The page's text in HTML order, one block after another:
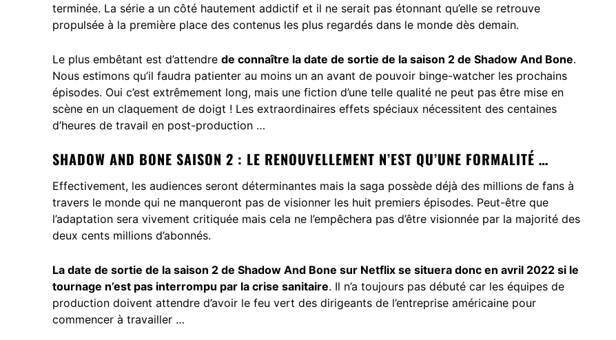
terminée. La série a un côté hautement addictif et il ne serait pas étonnant qu’elle se retrouve
propulsée à la première place des contenus les plus regardés dans le monde dès demain.
Le plus embêtant est d’attendre de connaître la date de sortie de la saison 2 de Shadow And Bone.
Nous estimons qu’il faudra patienter au moins un an avant de pouvoir binge-watcher les prochains
épisodes. Oui c’est extrêmement long, mais une fiction d’une telle qualité ne peut pas être mise en
scène en un claquement de doigt ! Les extraordinaires effets spéciaux nécessitent des centaines
d’heures de travail en post-production …
SHADOW AND BONE SAISON 2 : LE RENOUVELLEMENT N’EST QU’UNE FORMALITÉ …
Effectivement, les audiences seront déterminantes mais la saga possède déjà des millions de fans à
travers le monde qui ne manqueront pas de visionner les huit premiers épisodes. Peut-être que
l’adaptation sera vivement critiquée mais cela ne l’empêchera pas d’être visionnée par la majorité des
deux cents millions d’abonnés.
La date de sortie de la saison 2 de Shadow And Bone sur Netflix se situera donc en avril 2022 si le
tournage n’est pas interrompu par la crise sanitaire. Il n’a toujours pas débuté car les équipes de
production doivent attendre d’avoir le feu vert des dirigeants de l’entreprise américaine pour
commencer à travailler …